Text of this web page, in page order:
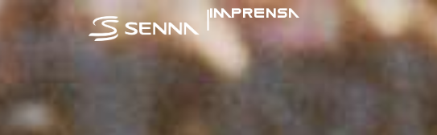
| IMPRENSA
SENNA NA MÍDIAEVENTOS